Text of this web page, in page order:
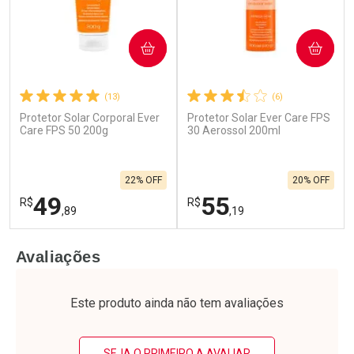
Ativar Desconto
Comprar sem Desconto
Ativar Desconto
Comprar sem Desconto
(13)
Protetor Solar Corporal Ever
Care FPS 50 200g
R$49,89
22% OFF
COMPRAR
Laboratório
Por Menos
(6)
Protetor Solar Ever Care FPS
30 Aerossol 200ml
R$55,19
20% OFF
COMPRAR
Laboratório
Por Menos
Avaliações
Este produto ainda não tem avaliações